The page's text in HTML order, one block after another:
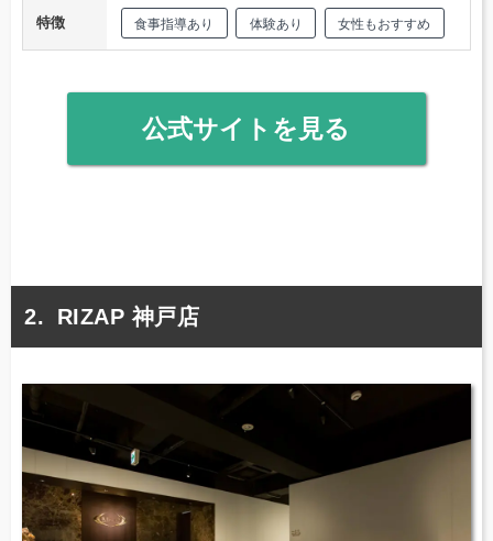
特徴 食事指導あり 体験あり 女性もおすすめ
公式サイトを見る
RIZAP 神戸店